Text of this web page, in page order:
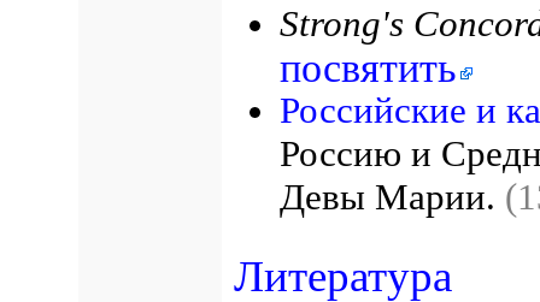
Strong's
посвятить
Российские и
Россию и
Девы Марии.
Литература